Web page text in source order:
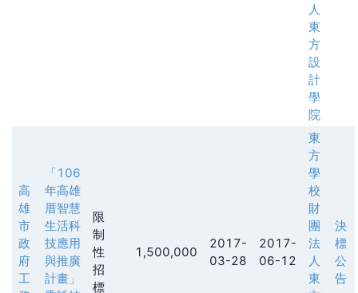
人
東
方
設
計
學
院
高
雄
市
政
府
工
「106
年高雄
厝智慧
生活科
技應用
與推廣
計畫」
限
制
性
招
標
1,500,000
2017-
03-28
2017-
06-12
東
方
學
校
財
團
法
人
東
決
標
公
告